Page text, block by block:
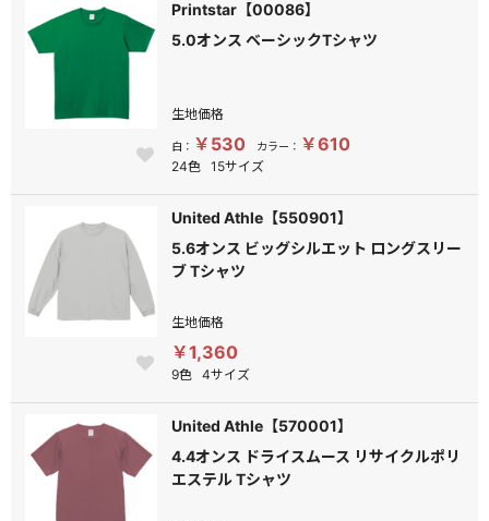
Printstar【00086】
5.0オンス ベーシックTシャツ
生地価格
白： ￥530 カラー： ￥610
24色 15サイズ
United Athle【550901】
5.6オンス ビッグシルエット ロングスリー
ブ Tシャツ
生地価格
￥1,360
9色 4サイズ
United Athle【570001】
4.4オンス ドライスムース リサイクルポリ
エステル Tシャツ